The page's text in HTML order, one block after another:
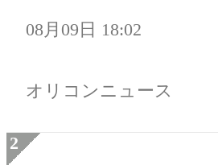
08月09日 18:02
オリコンニュース